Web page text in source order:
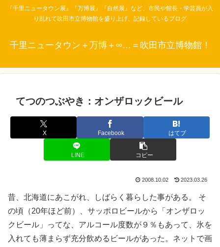
『千里ニュータウン展』『万博展』『自然展』など、市民や館長・学芸員が入
り乱れて吹田市立博物館を盛り上げ、記録しているブログ
千里ニュータウン＋万博＋∞…＝吹田市立博物館！
てつのつぶやき：オンザロックビール
X Facebook はてブ
LINE コピー
2008.10.02 2023.03.26
昔、北海道にあこがれ、しばらく暮らした事がある。 そ
の頃（20年ほど前）、サッポロビールから「オンザロッ
クビール」ってな、アルコール度数が９％もあって、氷を
入れても薄まらず充分飲めるビールがあった。ネットで画